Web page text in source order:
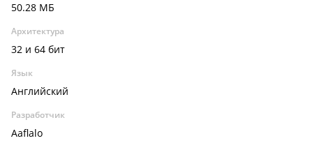
50.28 МБ
Архитектура
32 и 64 бит
Язык
Английский
Разработчик
Aaflalo